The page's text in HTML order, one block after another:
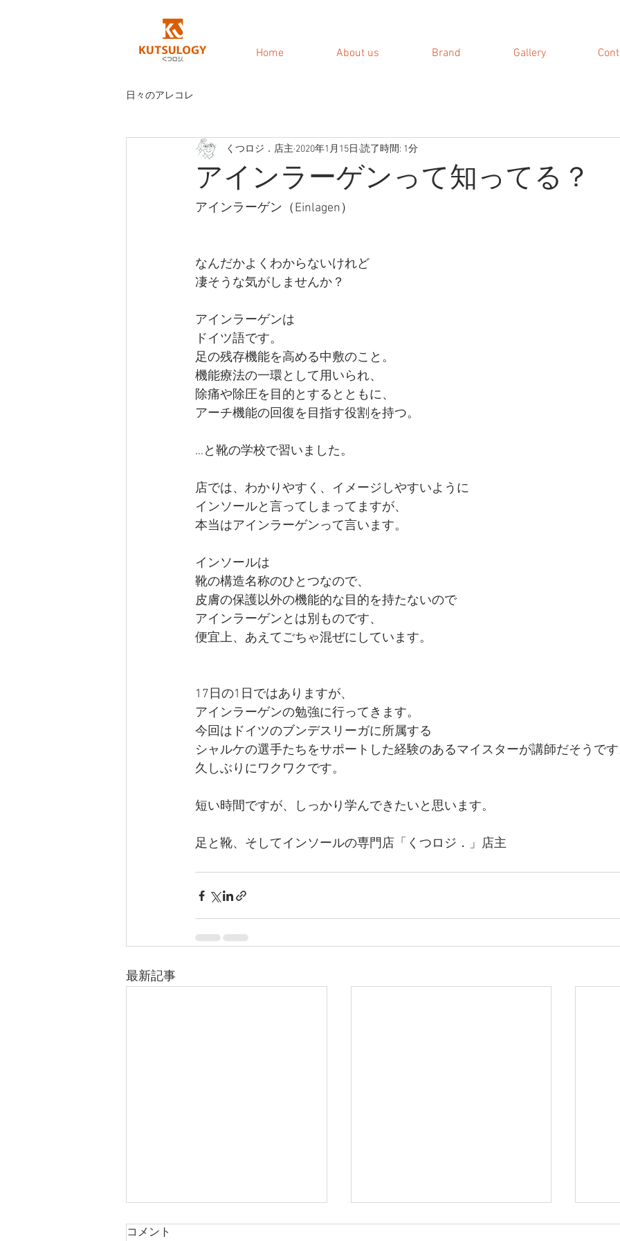
Home About us Brand Gallery
日々のアレコレ
アインラーゲンって知ってる？
くつロジ．店主 2020年1月15日 読了時間: 1分
アインラーゲン（Einlagen）
なんだかよくわからないけれど
凄そうな気がしませんか？
アインラーゲンは
ドイツ語です。
足の残存機能を高める中敷のこと。
機能療法の一環として用いられ、
除痛や除圧を目的とするとともに、
アーチ機能の回復を目指す役割を持つ。
…と靴の学校で習いました。
店では、わかりやすく、イメージしやすいように
インソールと言ってしまってますが、
本当はアインラーゲンって言います。
インソールは
靴の構造名称のひとつなので、
皮膚の保護以外の機能的な目的を持たないので
アインラーゲンとは別ものです、
便宜上、あえてごちゃ混ぜにしています。
17日の1日ではありますが、
アインラーゲンの勉強に行ってきます。
今回はドイツのブンデスリーガに所属する
シャルケの選手たちをサポートした経験のあるマイスターが講師だそうで
久しぶりにワクワクです。
短い時間ですが、しっかり学んできたいと思います。
足と靴、そしてインソールの専門店「くつロジ．」店主
最新記事
コメント